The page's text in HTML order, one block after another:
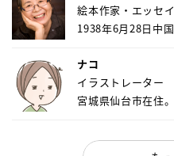
絵本作家・エッセ
1938年6月28日中
ナコ
イラストレーター
宮城県仙台市在住